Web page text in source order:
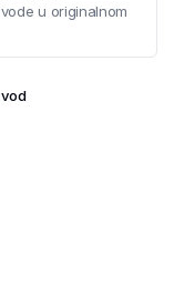
u originalnom